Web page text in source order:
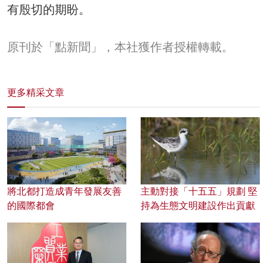
有殷切的期盼。
原刊於「點新聞」，本社獲作者授權轉載。
更多精采文章
將北都打造成青年發展友善
的國際都會
主動對接「十五五」規劃 堅
持為生態文明建設作出貢獻